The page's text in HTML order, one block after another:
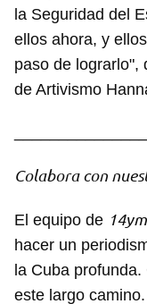
Guardar como
la Seguridad del
ellos ahora, y
paso de lograrlo",
de Artivismo
Colabora con
El equipo de
hacer un
la Cuba
este largo